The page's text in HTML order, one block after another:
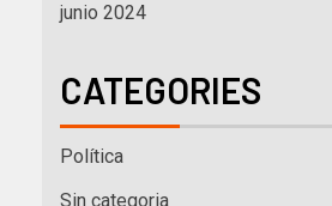
junio 2024
CATEGORIES
Política
Sin categoria